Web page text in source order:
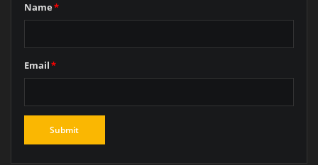
Name*
Email*